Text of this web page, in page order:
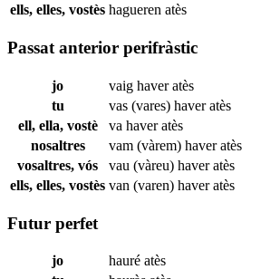
ells, elles, vostès hagueren atès
Passat anterior perifràstic
jo vaig haveratès
tu
vas (vares) haveratès
ell, ella, vostè
va haveratès
nosaltres
vam (vàrem) haveratès
vosaltres, vós
vau (vàreu) haveratès
ells, elles, vostès van (varen) haveratès
Futur perfet
jo hauré atès